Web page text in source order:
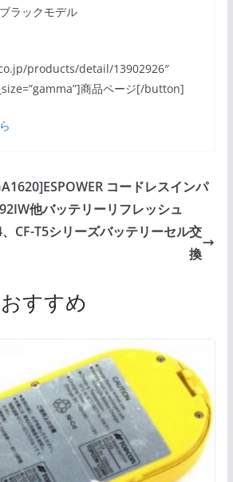
ラックモデル
products/detail/13902926″
商品ページ[/button]
コードレスインパ
他バッテリーリフレッシュ
、CF-T5シリーズバッテリーセル交
換
すすめ